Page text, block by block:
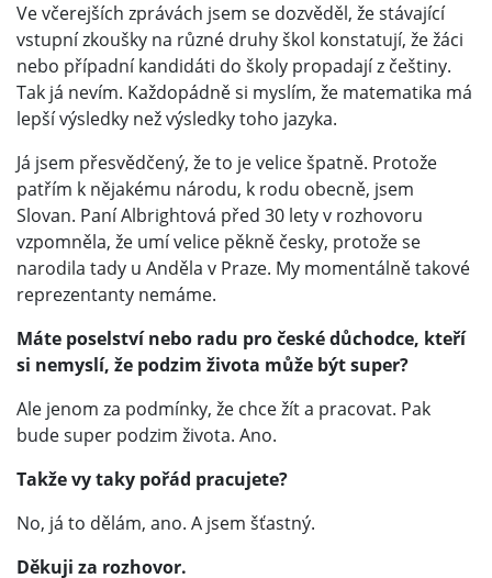
Ve včerejších zprávách jsem se dozvěděl, že stávající
vstupní zkoušky na různé druhy škol konstatují, že žáci
nebo případní kandidáti do školy propadají z češtiny.
Tak já nevím. Každopádně si myslím, že matematika má
lepší výsledky než výsledky toho jazyka.
Já jsem přesvědčený, že to je velice špatně. Protože
patřím k nějakému národu, k rodu obecně, jsem
Slovan. Paní Albrightová před 30 lety v rozhovoru
vzpomněla, že umí velice pěkně česky, protože se
narodila tady u Anděla v Praze. My momentálně takové
reprezentanty nemáme.
Máte poselství nebo radu pro české důchodce, kteří
si nemyslí, že podzim života může být super?
Ale jenom za podmínky, že chce žít a pracovat. Pak
bude super podzim života. Ano.
Takže vy taky pořád pracujete?
No, já to dělám, ano. A jsem šťastný.
Děkuji za rozhovor.